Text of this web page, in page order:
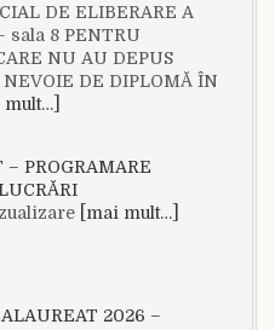
DE ELIBERARE A
sala 8 PENTRU
NU AU DEPUS
DE DIPLOMĂ ÎN
mult…]
– PROGRAMARE
[mai mult…]
2026 –